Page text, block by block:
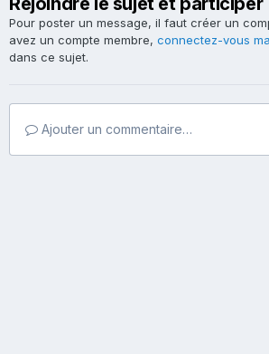
Pour poster un message, il faut créer un
avez un compte membre, connectez-vous
dans ce sujet.
Ajouter un commentaire…